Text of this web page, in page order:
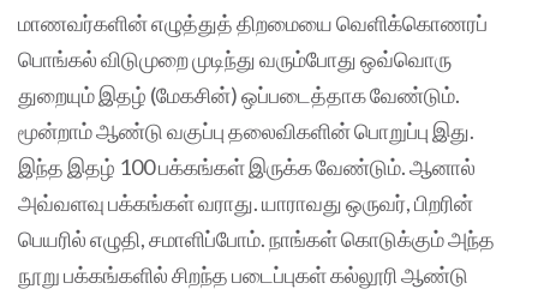
மாணவர்களின் எழுத்துத் திறமையை வெளிக்கொணரப்
பொங்கல் விடுமுறை முடிந்து வரும்போது ஒவ்வொரு
துறையும் இதழ் (மேகசின்) ஒப்படைத்தாக வேண்டும்.
மூன்றாம் ஆண்டு வகுப்பு தலைவிகளின் பொறுப்பு இது.
இந்த இதழ் 100 பக்கங்கள் இருக்க வேண்டும். ஆனால்
அவ்வளவு பக்கங்கள் வராது. யாராவது ஒருவர், பிறரின்
பெயரில் எழுதி, சமாளிப்போம். நாங்கள் கொடுக்கும் அந்த
நூறு பக்கங்களில் சிறந்த படைப்புகள் கல்லூரி ஆண்டு